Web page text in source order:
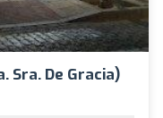
Sra. De Gracia)